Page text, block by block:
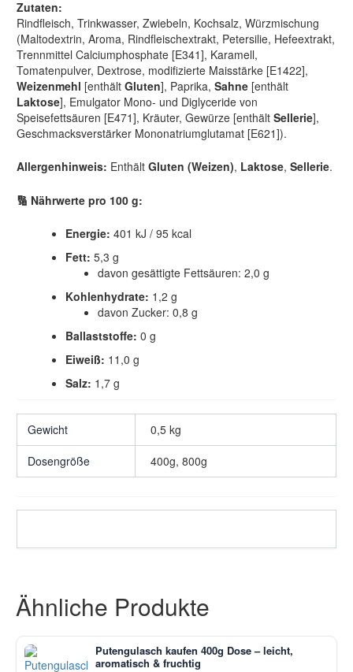
Zutaten:
Rindfleisch, Trinkwasser, Zwiebeln, Kochsalz, Würzmischung
(Maltodextrin, Aroma, Rindfleischextrakt, Petersilie, Hefeextrakt,
Trennmittel Calciumphosphate [E341], Karamell,
Tomatenpulver, Dextrose, modifizierte Maisstärke [E1422],
Weizenmehl [enthält Gluten], Paprika, Sahne [enthält
Laktose], Emulgator Mono- und Diglyceride von
Speisefettsäuren [E471], Kräuter, Gewürze [enthält Sellerie],
Geschmacksverstärker Mononatriumglutamat [E621]).
Allergenhinweis: Enthält Gluten (Weizen), Laktose, Sellerie.
🔢 Nährwerte pro 100 g:
Energie: 401 kJ / 95 kcal
Fett: 5,3 g
davon gesättigte Fettsäuren: 2,0 g
Kohlenhydrate: 1,2 g
davon Zucker: 0,8 g
Ballaststoffe: 0 g
Eiweiß: 11,0 g
Salz: 1,7 g
Gewicht
0,5 kg
Dosengröße
400g, 800g
Ähnliche Produkte
Putengulasch kaufen 400g Dose – leicht,
aromatisch & fruchtig